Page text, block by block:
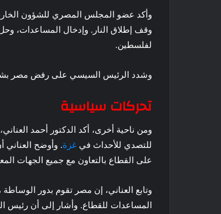
وأكد عضو المجلس المصري للشؤون
لفلسطين.
وشدد الرئيس السيسي على رفض مصر
تحركات سياسية
ومن ناحية أخرى، أكد الدكتور أحمد
للتصدي للأحداث في غزة. وأوضح العناني
على القطاع بالتعاون مع جميع الجهات
وتابع العناني، إن مصر تقوم بدور
المساعدات للقطاع. وأشار إلى أن رئيس